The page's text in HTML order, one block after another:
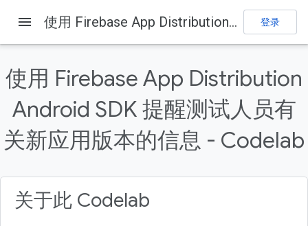
Firebase Firebase Codelabs
本页内容
1. 概览
2. 获取示例代码
3. 导入起始应用
创建新的 Firebase 项目
menu 使用 Firebase App Distribution Android SDK 提醒测试人员有关新应用版本的信息 - Codelab 登录
使用 Firebase App Distribution
Android SDK 提醒测试人员有
关新应用版本的信息 - Codelab
关于此 Codelab